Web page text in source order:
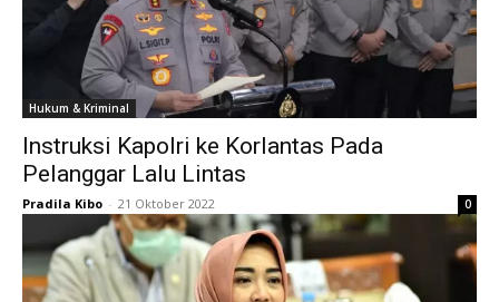
Hukum & Kriminal
Instruksi Kapolri ke Korlantas Pada
Pelanggar Lalu Lintas
Pradila Kibo - 21 Oktober 2022 0